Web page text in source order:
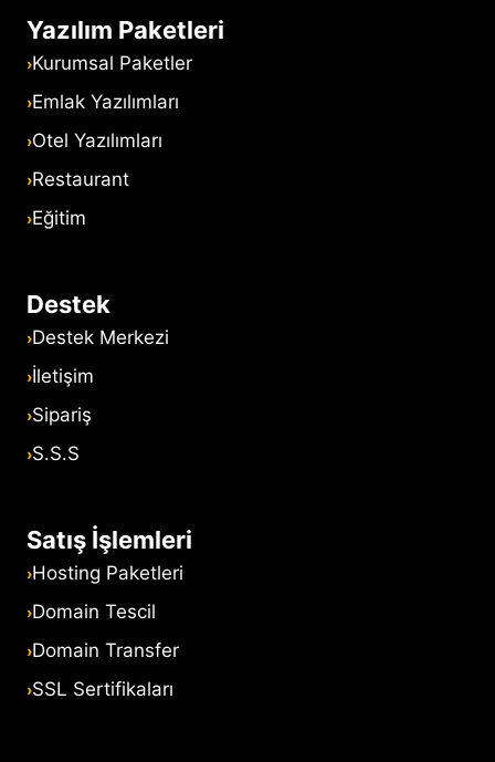
Yazılım Paketleri
Kurumsal Paketler
Emlak Yazılımları
Otel Yazılımları
Restaurant
Eğitim
Destek
Destek Merkezi
İletişim
Sipariş
S.S.S
Satış İşlemleri
Hosting Paketleri
Domain Tescil
Domain Transfer
SSL Sertifikaları